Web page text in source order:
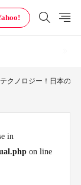
クノロジー！日本の
in
on line